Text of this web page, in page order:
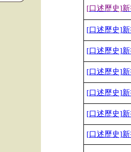
[口述歷史]
[口述歷史]
[口述歷史]
[口述歷史]
[口述歷史]
[口述歷史]
[口述歷史]